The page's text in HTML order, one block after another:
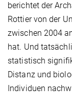
berichtet der
Rottier von der
zwischen 2004
hat. Und
statistisch
Distanz und
Individuen